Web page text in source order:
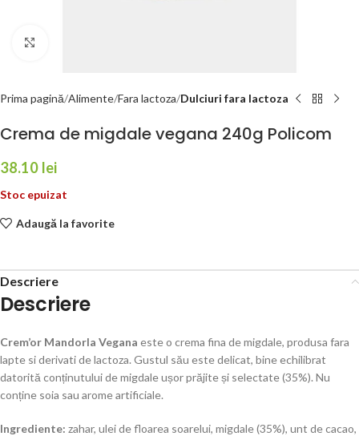
Prima pagină Alimente Fara lactoza Dulciuri fara lactoza
Crema de migdale vegana 240g Policom
38.10 lei
Stoc epuizat
Adaugă la favorite
Descriere
Descriere
Crem’or Mandorla Vegana este o crema fina de migdale, produsa fara
lapte si derivati de lactoza. Gustul său este delicat, bine echilibrat
datorită conținutului de migdale ușor prăjite și selectate (35%). Nu
conține soia sau arome artificiale.
Ingrediente: zahar, ulei de floarea soarelui, migdale (35%), unt de cacao,